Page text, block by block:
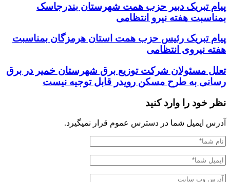
پیام تبریک دبیر حزب همت شهرستان بندرجاسک
بمناسبت هفته نیرو انتظامی
پیام تبریک رئیس حزب همت استان هرمزگان بمناسبت
هفته نیروی انتظامی
تعلل مسئولان شرکت توزیع برق شهرستان خمیر در برق
رسانی به طرح مسکن رویدر قابل توجیه نیست
نظر خود را وارد کنید
آدرس ایمیل شما در دسترس عموم قرار نمیگیرد.